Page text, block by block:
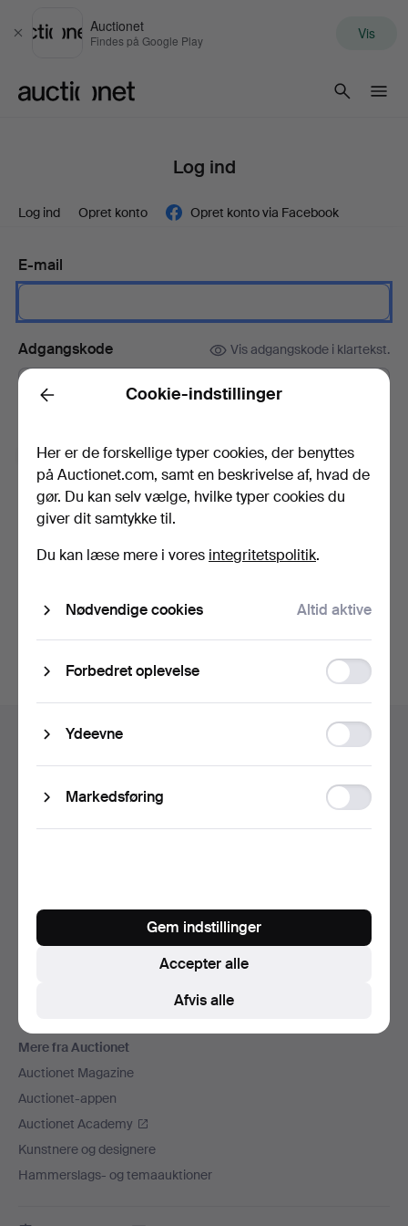
Luk
Auctionet
Findes på Google Play Vis
Log ind
Log ind Opret konto Opret konto via Facebook
E-mail
Adgangskode Vis adgangskode i klartekst.
Husk mig
Log ind
eller log ind via Facebook her
Fortsæt med Facebook
Hjælp og kontaktoplysninger
Kontakt supporten
Alle auktionshuse
Mere fra Auctionet
Auctionet Magazine
Auctionet-appen
Auctionet Academy
Kunstnere og designere
Hammerslags- og temaauktioner
Back Cookie-indstillinger
Her er de forskellige typer cookies, der benyttes
på Auctionet.com, samt en beskrivelse af, hvad de
gør. Du kan selv vælge, hvilke typer cookies du
giver dit samtykke til.
Du kan læse mere i vores integritetspolitik.
Nødvendige cookies Altid aktive
Forbedret oplevelse
storage
Ydeevne
storage
Markedsføring
Ad
storage
Afvis alle
Accepter alle
Gem indstillinger